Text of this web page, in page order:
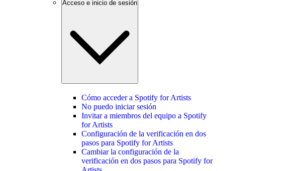
Acceso e inicio de sesión
Cómo acceder a Spotify for Artists
No puedo iniciar sesión
Invitar a miembros del equipo a Spotify
for Artists
Configuración de la verificación en dos
pasos para Spotify for Artists
Cambiar la configuración de la
verificación en dos pasos para Spotify for